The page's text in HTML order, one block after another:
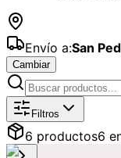
Envío a:San
Cambiar
Catálogo de
Filtros
6 productos6